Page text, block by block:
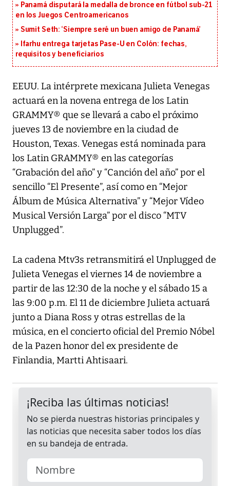
Panamá disputará la medalla de bronce en fútbol sub-21
en los Juegos Centroamericanos
Sumit Seth: ‘Siempre seré un buen amigo de Panamá’
Ifarhu entrega tarjetas Pase-U en Colón: fechas,
requisitos y beneficiarios
EEUU. La intérprete mexicana Julieta Venegas
actuará en la novena entrega de los Latin
GRAMMY® que se llevará a cabo el próximo
jueves 13 de noviembre en la ciudad de
Houston, Texas. Venegas está nominada para
los Latin GRAMMY® en las categorías
“Grabación del año” y “Canción del año” por el
sencillo “El Presente”, así como en “Mejor
Álbum de Música Alternativa” y “Mejor Vídeo
Musical Versión Larga” por el disco “MTV
Unplugged”.
La cadena Mtv3s retransmitirá el Unplugged de
Julieta Venegas el viernes 14 de noviembre a
partir de las 12:30 de la noche y el sábado 15 a
las 9:00 p.m. El 11 de diciembre Julieta actuará
junto a Diana Ross y otras estrellas de la
música, en el concierto oficial del Premio Nóbel
de la Pazen honor del ex presidente de
Finlandia, Martti Ahtisaari.